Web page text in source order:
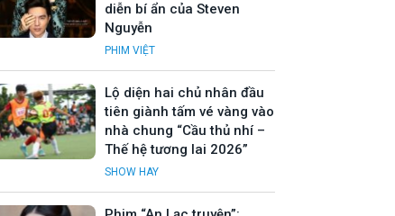
diễn bí ẩn của Steven
Nguyễn
PHIM VIỆT
Lộ diện hai chủ nhân đầu
tiên giành tấm vé vàng vào
nhà chung “Cầu thủ nhí –
Thế hệ tương lai 2026”
SHOW HAY